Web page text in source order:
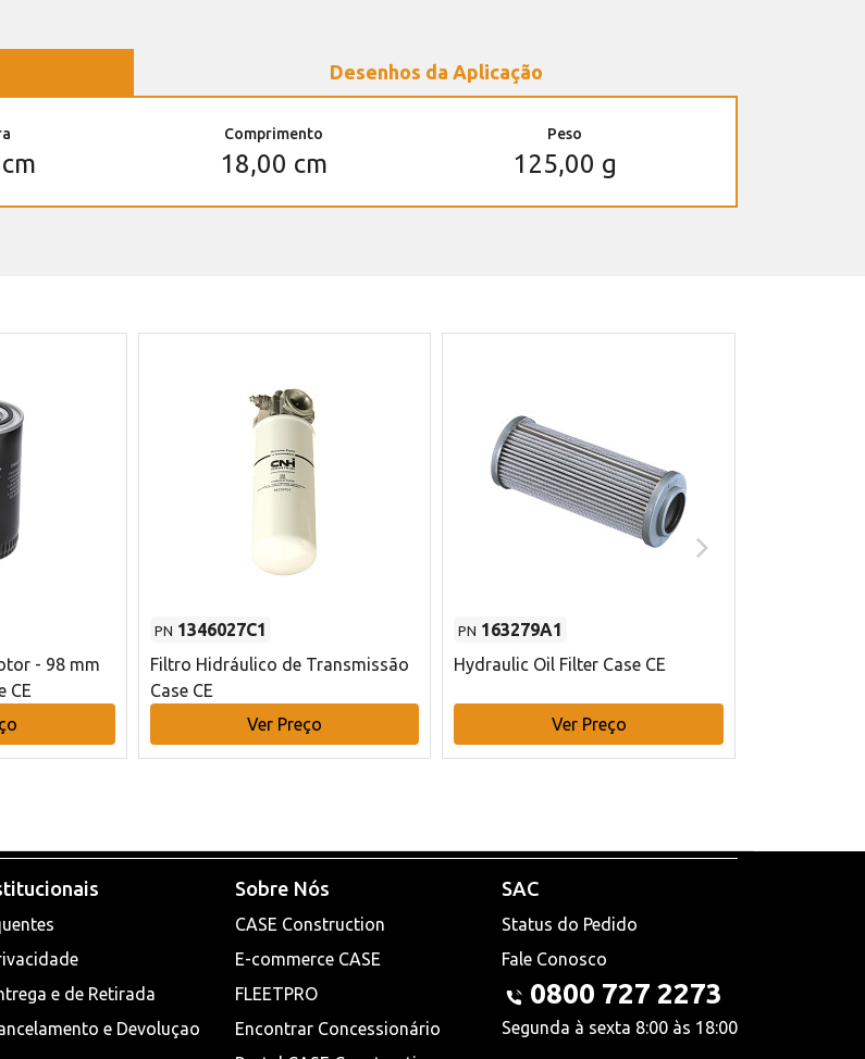
Desenhos da Aplicação
Comprimento
18,00 cm
Peso
125,00 g
- 98 mm
CE
PN 1346027C1
Filtro Hidráulico de Transmissão
Case CE
Ver Preço
PN 163279A1
Hydraulic Oil Filter Case CE
Ver Preço
e de Retirada
e Devoluçao
Sobre Nós
CASE Construction
E-commerce CASE
FLEETPRO
Encontrar Concessionário
SAC
Status do Pedido
Fale Conosco
0800 727 2273
Segunda à sexta 8:00 às 18:00